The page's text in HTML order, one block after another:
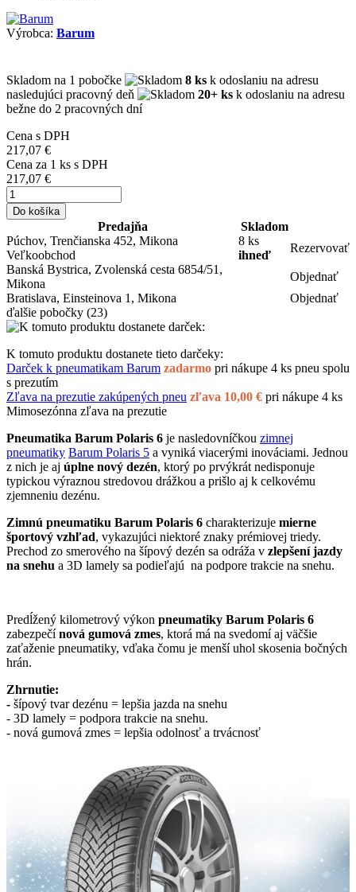
Výrobca: Barum
Skladom na 1 pobočke 8 ks k odoslaniu na adresu
nasledujúci pracovný deň
20+ ks k odoslaniu na adresu
bežne do 2 pracovných dní
Cena s DPH
217,07 €
Cena za 1 ks s DPH
217,07 €
Do košíka
Predajňa
Skladom
Púchov, Trenčianska 452, Mikona
Veľkoobchod
8 ks
ihneď
Rezervovať
Banská Bystrica, Zvolenská cesta 6854/51,
Mikona
Objednať
Bratislava, Einsteinova 1, Mikona
Objednať
ďalšie pobočky (23)
K tomuto produktu dostanete tieto darčeky:
Darček k pneumatikam Barum zadarmo pri nákupe 4 ks pneu spolu
s prezutím
Zľava na prezutie zakúpených pneu zľava 10,00 € pri nákupe 4 ks
Mimosezónna zľava na prezutie
Pneumatika Barum Polaris 6 je nasledovníčkou zimnej
pneumatiky Barum Polaris 5 a vyniká viacerými inováciami. Jednou
z nich je aj úplne nový dezén, ktorý po prvýkrát nedisponuje
typickou výraznou stredovou drážkou a prišlo aj k celkovému
zjemneniu dezénu.
Zimnú pneumatiku Barum Polaris 6 charakterizuje mierne
športový vzhľad, vykazujúci niektoré znaky prémiovej triedy.
Prechod zo smerového na šípový dezén sa odráža v zlepšení jazdy
na snehu a 3D lamely sa podieľajú na podpore trakcie na snehu.
Predĺžený kilometrový výkon pneumatiky Barum Polaris 6
zabezpečínová gumová zmes, ktorá má na svedomí aj väčšie
zaťaženie pneumatiky, vďaka čomu je menší uhol skosenia bočných
hrán.
Zhrnutie:
- šípový tvar dezénu = lepšia jazda na snehu
- 3D lamely = podpora trakcie na snehu.
- nová gumová zmes = lepšia odolnosť a trvácnosť